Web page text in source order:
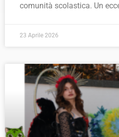
comunità scolastica. Un
23 Aprile 2026